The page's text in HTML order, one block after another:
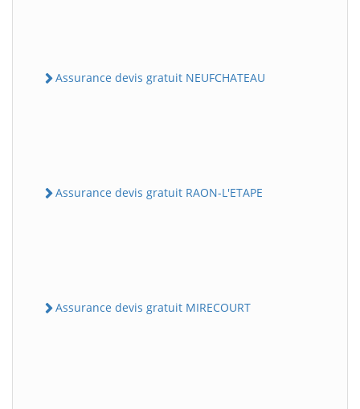
Assurance devis gratuit NEUFCHATEAU
Assurance devis gratuit RAON-L'ETAPE
Assurance devis gratuit MIRECOURT